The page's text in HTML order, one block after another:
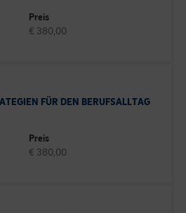
Preis
€ 380,00
FÜR DEN BERUFSALLTAG
Preis
€ 380,00